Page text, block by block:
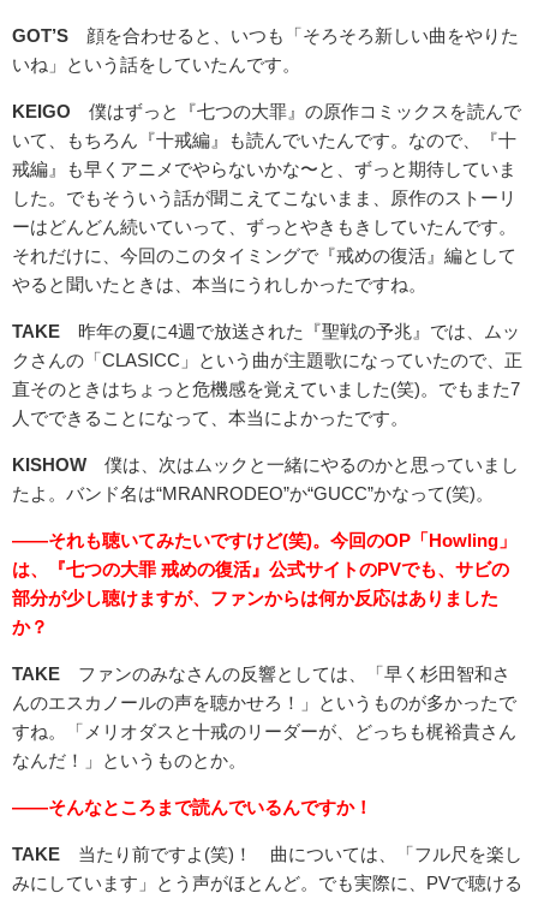
GOT’S 顔を合わせると、いつも「そろそろ新しい曲をやりた
いね」という話をしていたんです。
KEIGO 僕はずっと『七つの大罪』の原作コミックスを読んで
いて、もちろん『十戒編』も読んでいたんです。なので、『十
戒編』も早くアニメでやらないかな〜と、ずっと期待していま
した。でもそういう話が聞こえてこないまま、原作のストーリ
ーはどんどん続いていって、ずっとやきもきしていたんです。
それだけに、今回のこのタイミングで『戒めの復活』編として
やると聞いたときは、本当にうれしかったですね。
TAKE 昨年の夏に4週で放送された『聖戦の予兆』では、ムッ
クさんの「CLASICC」という曲が主題歌になっていたので、正
直そのときはちょっと危機感を覚えていました(笑)。でもまた7
人でできることになって、本当によかったです。
KISHOW 僕は、次はムックと一緒にやるのかと思っていまし
たよ。バンド名は“MRANRODEO”か“GUCC”かなって(笑)。
――それも聴いてみたいですけど(笑)。今回のOP「Howling」
は、『七つの大罪 戒めの復活』公式サイトのPVでも、サビの
部分が少し聴けますが、ファンからは何か反応はありました
か？
TAKE ファンのみなさんの反響としては、「早く杉田智和さ
んのエスカノールの声を聴かせろ！」というものが多かったで
すね。「メリオダスと十戒のリーダーが、どっちも梶裕貴さん
なんだ！」というものとか。
――そんなところまで読んでいるんですか！
TAKE 当たり前ですよ(笑)！ 曲については、「フル尺を楽し
みにしています」とう声がほとんど。でも実際に、PVで聴ける